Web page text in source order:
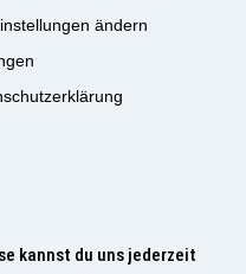
ändern
kannst du uns jederzeit